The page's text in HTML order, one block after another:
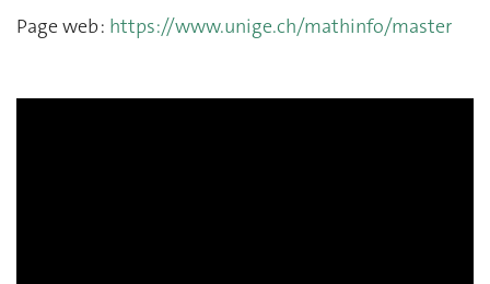
Page web : https://www.unige.ch/mathinfo/master